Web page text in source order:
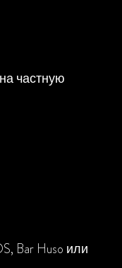
частную
Bar Huso или